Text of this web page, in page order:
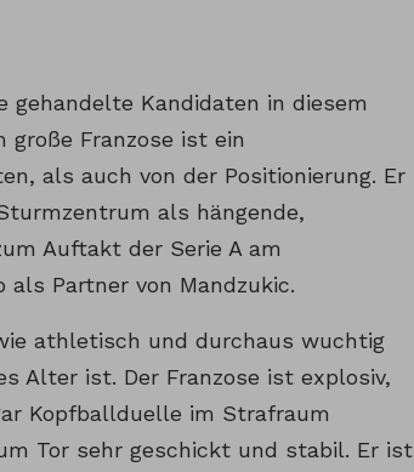
Kandidaten in diesem
große Franzose ist ein
als auch von der Positionierung. Er
als hängende,
Auftakt der Serie A am
als Partner von Mandzukic.
athletisch und durchaus wuchtig
Alter ist. Der Franzose ist explosiv,
Kopfballduelle im Strafraum
Tor sehr geschickt und stabil. Er ist